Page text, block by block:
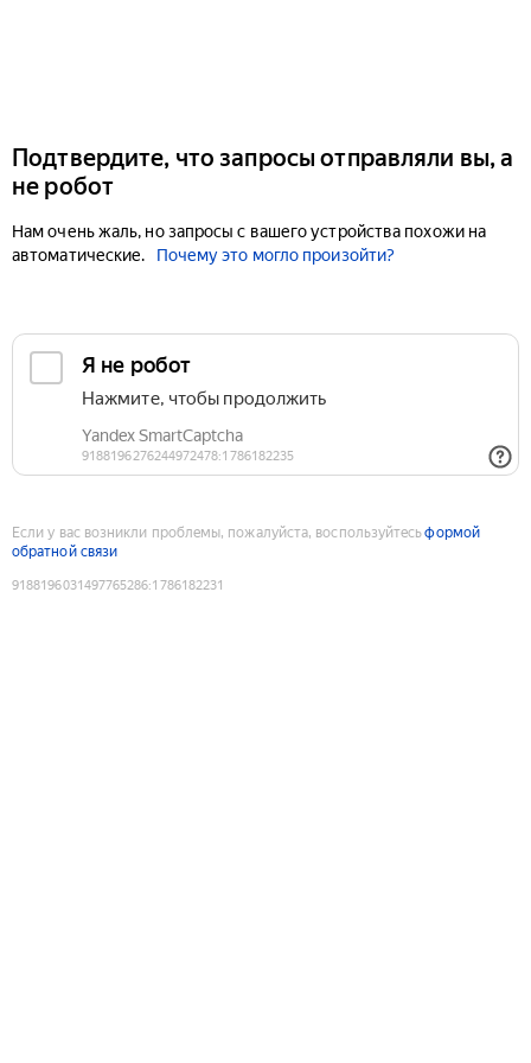
Подтвердите, что запросы отправляли вы, а
не робот
Нам очень жаль, но запросы с вашего устройства похожи на
автоматические.
Почему это могло произойти?
Если у вас возникли проблемы, пожалуйста, воспользуйтесьформой
обратной связи
9188196031497765286:1786182231